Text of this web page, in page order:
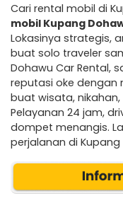
Cari rental mobil di
mobil Kupang
Lokasinya strategis,
buat solo traveler
Dohawu Car Rental,
reputasi oke dengan
buat wisata,
Pelayanan 24 jam,
dompet menangis.
perjalanan di